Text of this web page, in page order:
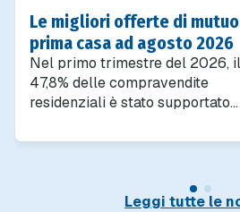
Le migliori offerte di mutuo
prima casa ad agosto 2026
Nel primo trimestre del 2026, il
47,8% delle compravendite
residenziali è stato supportato
al 45% del quarto trimestre
quanto sia importante l'accesso
al credito per facilitare
Leggi tutte le